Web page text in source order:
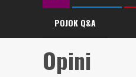
POJOK Q&A
Opini